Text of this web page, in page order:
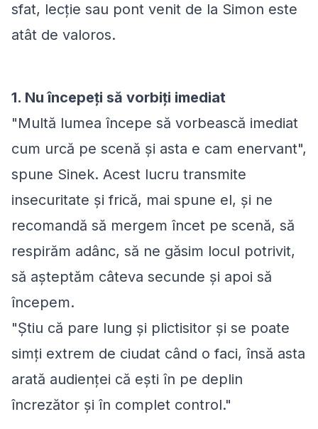
sfat, lecție sau pont venit de la Simon este
atât de valoros.
1. Nu începeți să vorbiți imediat
"Multă lumea începe să vorbească imediat
cum urcă pe scenă și asta e cam enervant",
spune Sinek. Acest lucru transmite
insecuritate și frică, mai spune el, și ne
recomandă să mergem încet pe scenă, să
respirăm adânc, să ne găsim locul potrivit,
să așteptăm câteva secunde și apoi să
începem.
"Știu că pare lung și plictisitor și se poate
simți extrem de ciudat când o faci, însă asta
arată audienței că ești în pe deplin
încrezător și în complet control."